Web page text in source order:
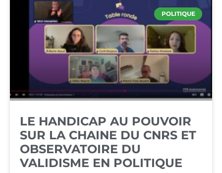
POLITIQUE
LE HANDICAP AU POUVOIR
SUR LA CHAINE DU CNRS ET
OBSERVATOIRE DU
VALIDISME EN POLITIQUE